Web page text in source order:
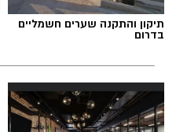
תיקון והתקנה שערים חשמליים
בדרום